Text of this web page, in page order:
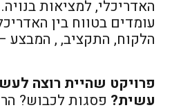
האדריכלי, למציאות
עומדים בטווח בין
הלקוח, התקציב, , המבצע
פרויקט שהיית רוצה
עשית? פסגות לכבוש?